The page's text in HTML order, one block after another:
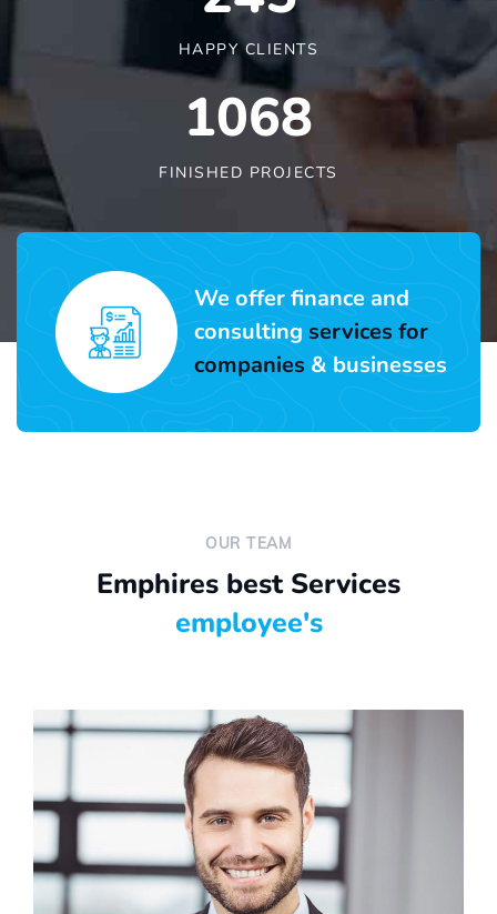
HAPPY CLIENTS
1090
FINISHED PROJECTS
We offer finance and
consulting services for
companies & businesses
OUR TEAM
Emphires best Services
employee's